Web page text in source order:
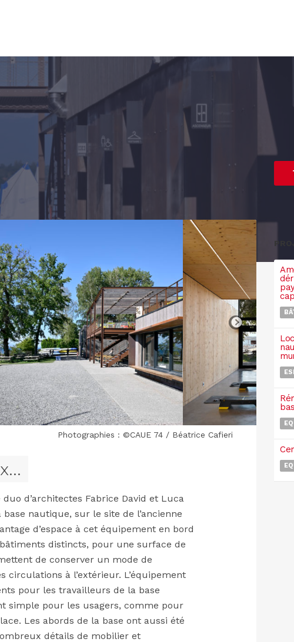
Photographies : ©CAUE 74 / Béatrice Cafieri
d’architectes Fabrice David et Luca
nautique, sur le site de l’ancienne
d’espace à cet équipement en bord
distincts, pour une surface de
de conserver un mode de
à l’extérieur. L’équipement
pour les travailleurs de la base
simple pour les usagers, comme pour
Les abords de la base ont aussi été
détails de mobilier et